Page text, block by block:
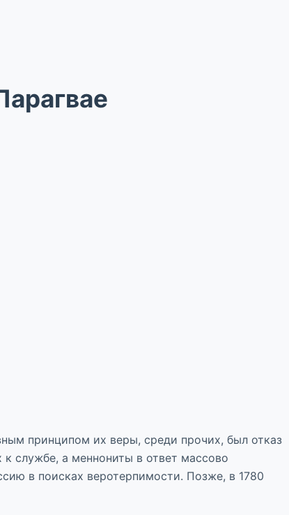
принципом их веры, среди прочих, был отказ
службе, а меннониты в ответ массово
в поисках веротерпимости. Позже, в 1780